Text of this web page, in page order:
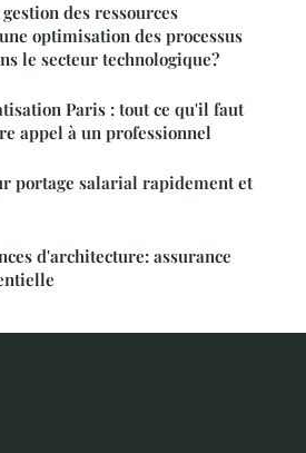
des ressources
optimisation des processus
le secteur technologique?
Paris : tout ce qu'il faut
appel à un professionnel
portage salarial rapidement et
d'architecture: assurance